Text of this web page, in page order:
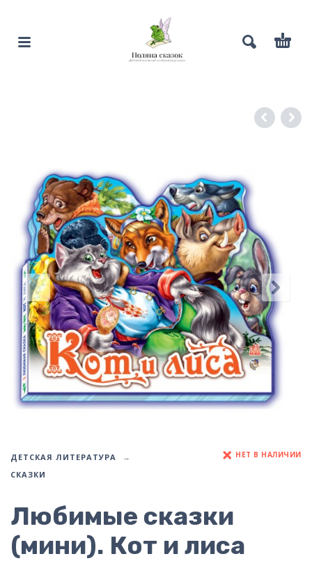
ДЕТСКАЯ ЛИТЕРАТУРА
СКАЗКИ
НЕТ В НАЛИЧИИ
Любимые сказки
(мини). Кот и лиса